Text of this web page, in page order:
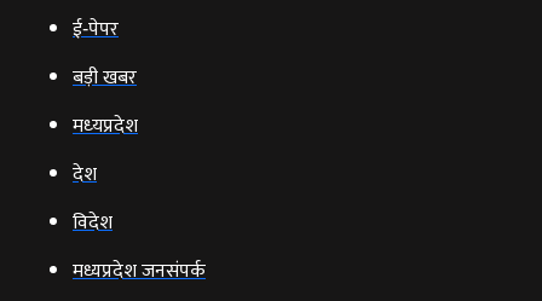
ई‑पेपर
बड़ी खबर
मध्‍यप्रदेश
देश
विदेश
मध्यप्रदेश जनसंपर्क